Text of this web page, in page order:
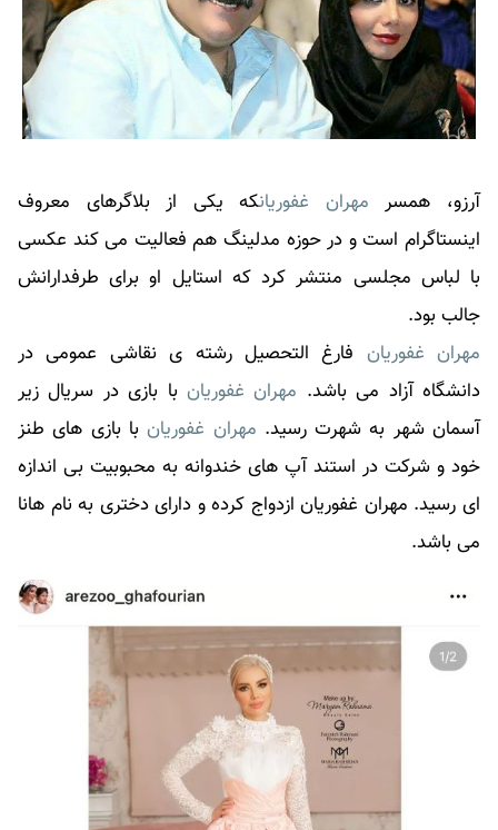
آرزو، همسر مهران غفوریانکه یکی از بلاگرهای معروف
اینستاگرام است و در حوزه مدلینگ هم فعالیت می کند عکسی
با لباس مجلسی منتشر کرد که استایل او برای طرفدارانش
جالب بود.
مهران غفوریان فارغ التحصیل رشته ی نقاشی عمومی در
دانشگاه آزاد می باشد. مهران غفوریان با بازی در سریال زیر
آسمان شهر به شهرت رسید. مهران غفوریانبا بازی های طنز
خود و شرکت در استند آپ های خندوانه به محبوبیت بی اندازه
ای رسید. مهران غفوریانازدواج کرده و دارای دختری به نام هانا
می باشد.